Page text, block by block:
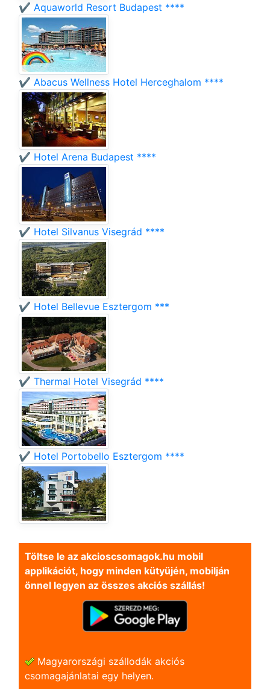
✔️ Aquaworld Resort Budapest ****
✔️ Abacus Wellness Hotel Herceghalom ****
✔️ Hotel Arena Budapest ****
✔️ Hotel Silvanus Visegrád ****
✔️ Hotel Bellevue Esztergom ***
✔️ Thermal Hotel Visegrád ****
✔️ Hotel Portobello Esztergom ****
Töltse le az akcioscsomagok.hu mobil
applikációt, hogy minden kütyüjén, mobilján
önnel legyen az összes akciós szállás!
Magyarországi szállodák akciós
csomagajánlatai egy helyen.